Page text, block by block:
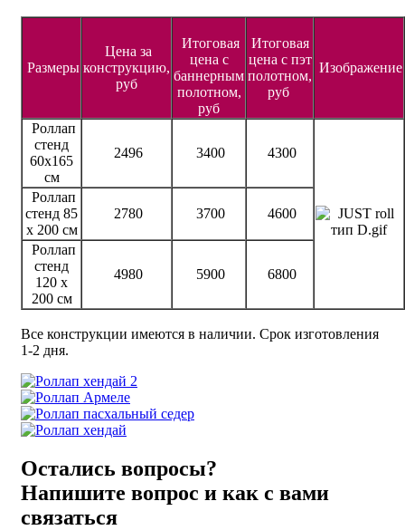
Размеры
Цена за
конструкцию,
руб
Итоговая
цена с
баннерным
полотном,
руб
Итоговая
цена с пэт
полотном,
руб
Изображение
Роллап
стенд
60х165
см
2496 3400 4300
Роллап
стенд 85
х 200 см
2780 3700 4600
Роллап
стенд
120 х
200 см
4980 5900 6800
Все конструкции имеются в наличии. Срок изготовления
1-2 дня.
Остались вопросы?
Напишите вопрос и как с вами
связаться